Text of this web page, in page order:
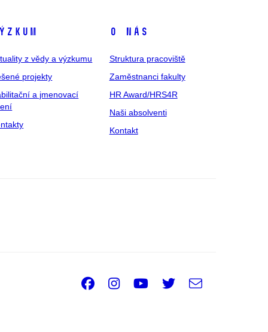
z vědy a výzkumu
projekty
a jmenovací
O nás
Struktura pracoviště
Zaměstnanci fakulty
HR Award/HRS4R
Naši absolventi
Kontakt
Facebook
Instagram
Youtube
Twitter
e-